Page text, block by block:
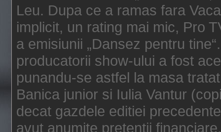
Leu. Dupa ce a ramas fara
implicit, un rating mai mic, Pro
a emisiunii „Dansez pentru
producatorii show-ului a fost
punandu-se astfel la masa
Banica junior si Iulia Vantur
decat gazdele editiei
avut anumite pretentii